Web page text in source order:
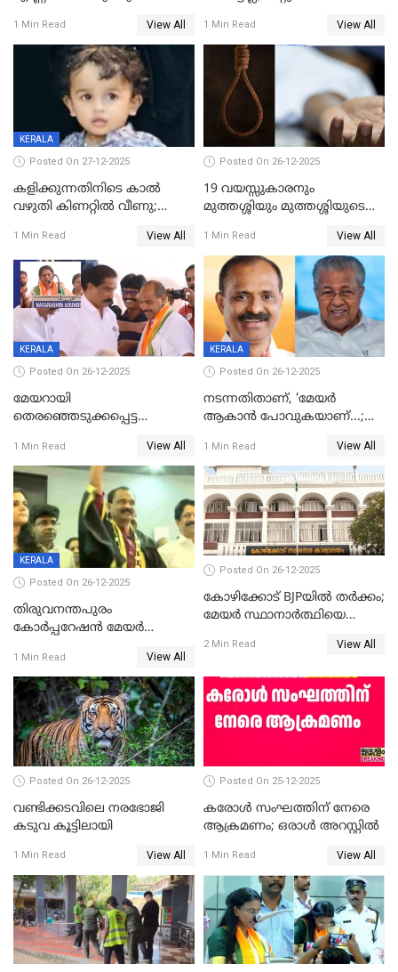
കുതിച്ചുയരുന്നു
1 Min Read View All 1 Min Read View All
KERALA
Posted On 27-12-2025
കളിക്കുന്നതിനിടെ കാൽ
വഴുതി കിണറ്റിൽ വീണു;
ദാരുണാന്ത്യം
1 Min Read View All
Posted On 26-12-2025
19 വയസ്സുകാരനും
മുത്തശ്ശിയും മുത്തശ്ശിയുടെ
മരിച്ചനിലയിൽ
1 Min Read View All
KERALA
Posted On 26-12-2025
മേയറായി
തെരഞ്ഞെടുക്കപ്പെട്ട
ആദ്യ വോട്ട് അസാധു; കണ്ണൂർ
ഡെപ്യൂട്ടി മേയർ സ്ഥാനത്ത്
താഹിറിന് വിജയം
1 Min Read View All
KERALA
Posted On 26-12-2025
നടന്നതിതാണ്, ‘മേയർ
ആകാൻ പോവുകയാണ്...;
മുഖ്യമന്ത്രിയുടെ ഓഫീസ്
തന്നെ വിശദീകരിയ്ക്കുന്നു;
സത്യമിതാണ്
1 Min Read View All
KERALA
Posted On 26-12-2025
തിരുവനന്തപുരം
കോര്‍പ്പറേഷന്‍ മേയര്‍
ഹൈക്കോടതിയിലേക്ക്;
സത്യപ്രതിജ്ഞ ചടങ്ങില്‍
ചട്ടലംഘനമെന്ന് പാർട്ടി
1 Min Read View All
Posted On 26-12-2025
കോഴിക്കോട് BJPയിൽ തർക്കം;
മേയർ സ്ഥാനാർത്ഥിയെ
2 Min Read View All
Posted On 26-12-2025
വണ്ടിക്കടവിലെ നരഭോജി
കടുവ കൂട്ടിലായി
1 Min Read View All
Posted On 25-12-2025
കരോള്‍ സംഘത്തിന് നേരെ
ആക്രമണം; ഒരാള്‍ അറസ്റ്റില്‍
1 Min Read View All